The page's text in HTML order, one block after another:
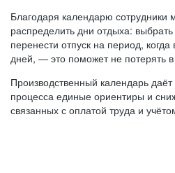
Благодаря календарю сотрудники
распределить дни отдыха:
перенести отпуск на период,
дней, — это поможет не потерять в
Производственный календарь
процесса единые ориентиры и
связанных с оплатой труда и